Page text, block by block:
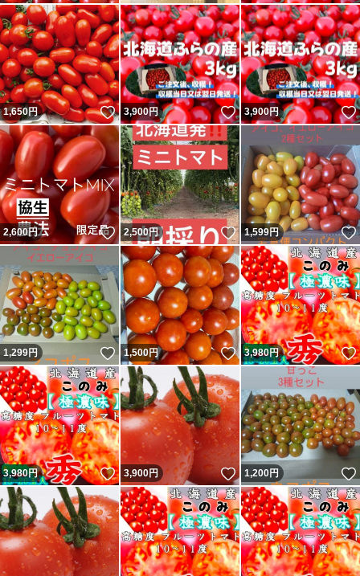
1,650円 いいね！
3,900円 いいね！
3,900円
2,600円 いいね！
2,500円 いいね！
1,599円
1,299円 いいね！
1,500円 いいね！
3,980円
3,980円 いいね！
3,900円 いいね！
1,200円